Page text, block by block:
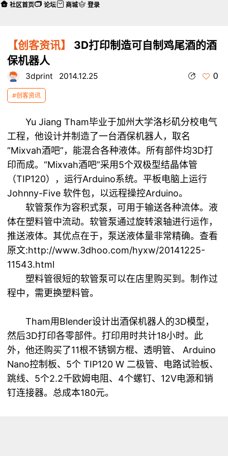
【创客资讯】
3D打印制造可自制鸡尾酒的酒
保机器人
3dprint 2014.12.25 0
#创客资讯
Yu Jiang Tham毕业于加州大学洛杉矶分校电气
工程，他设计并制造了一台酒保机器人，取名
“Mixvah酒吧”，能混合各种液体。所有部件均3D打
印而成。“Mixvah酒吧”采用5个双极型结晶体管
（TIP120），运行Arduino系统。平板电脑上运行
Johnny-Five 软件包，以远程操控Arduino。
软管泵作为容积式泵，可用于输送各种流体。液
体在塑料管中流动。软管泵通过旋转滚轴进行运作，
推送液体。其优点在于，泵送液体量非常精确。查看
原文:http://www.3dhoo.com/hyxw/20141225-
11543.html
塑料管很短的软管泵可以在店里购买到。制作过
程中，需更换塑料管。
Tham用Blender设计出酒保机器人的3D模型，
然后3D打印各零部件。打印用时共计18小时。此
外，他还购买了11根不锈钢方棍、透明管、 Arduino
Nano控制板、5个 TIP120 W 二极管、电路试验板、
跳线、5个2.2千欧姆电阻、4个螺钉、12V电源和销
钉连接器。总成本180元。
社区首页 论坛 商城 登录